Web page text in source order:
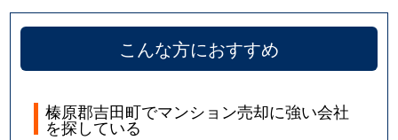
こんな方におすすめ
榛原郡吉田町でマンション売却に強い会社
を探している